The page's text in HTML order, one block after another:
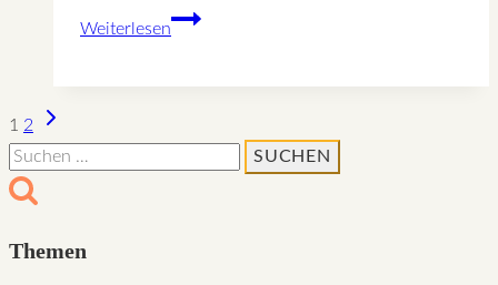
Weiterlesen
Rauhnacht
Seitennavigation
1 2
Nächste
Seite
Suchen
nach:
Themen